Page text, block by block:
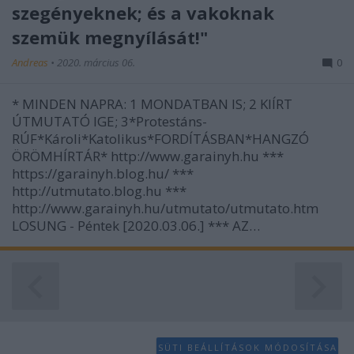
szegényeknek; és a vakoknak
szemük megnyílását!"
Andreas • 2020. március 06. 0
* MINDEN NAPRA: 1 MONDATBAN IS; 2 KIÍRT
ÚTMUTATÓ IGE; 3*Protestáns-
RÚF*Károli*Katolikus*FORDÍTÁSBAN*HANGZÓ
ÖRÖMHÍRTÁR* http://www.garainyh.hu ***
https://garainyh.blog.hu/ ***
http://utmutato.blog.hu ***
http://www.garainyh.hu/utmutato/utmutato.htm
LOSUNG - Péntek [2020.03.06.] *** AZ…
SÜTI BEÁLLÍTÁSOK MÓDOSÍTÁSA